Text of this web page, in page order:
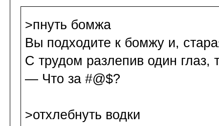
>пнуть бомжа
Вы подходите к бомжу и,
С трудом разлепив один глаз,
— Что за #@$?
>отхлебнуть водки